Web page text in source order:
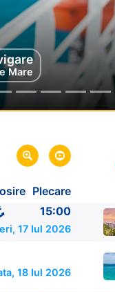
Mare
SUA
Plecare
15:00
17 Iul 2026
18 Iul 2026